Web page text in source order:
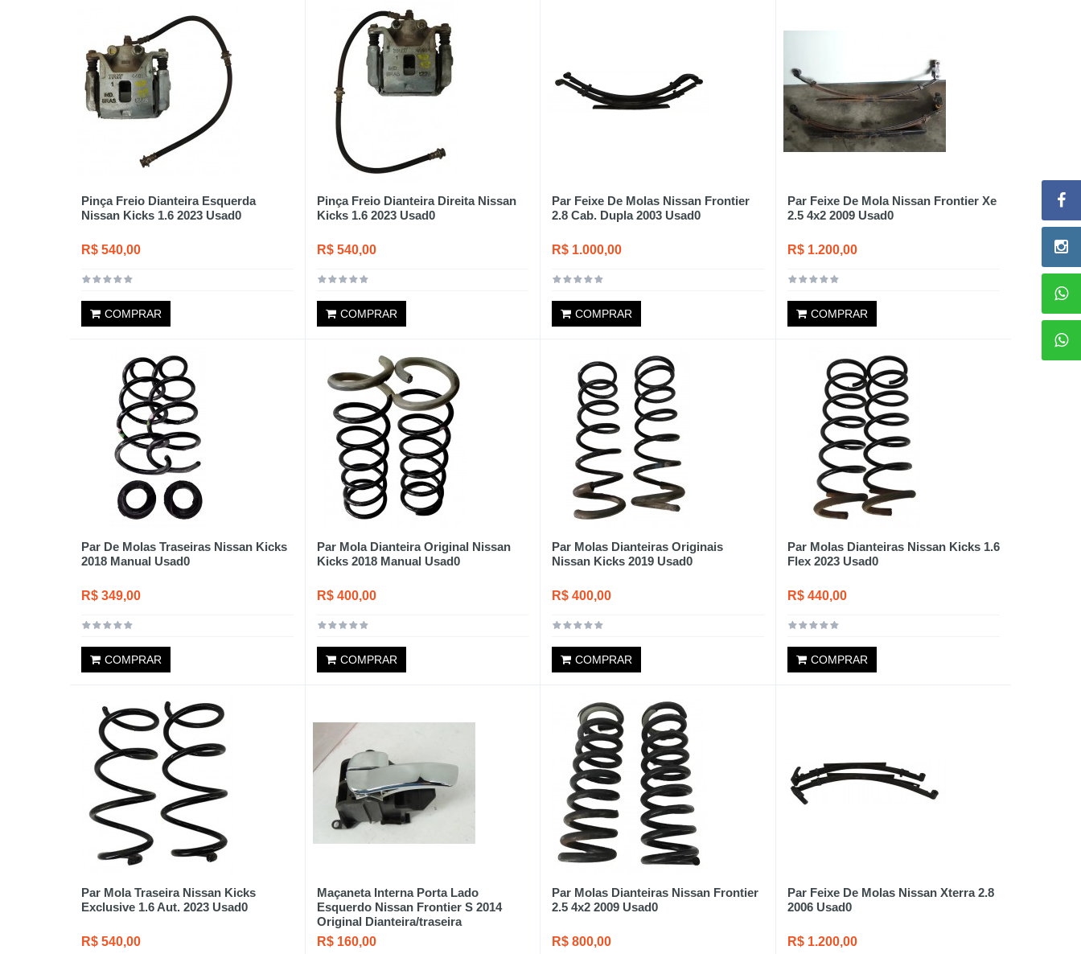
Pinça Freio Dianteira Esquerda
Nissan Kicks 1.6 2023 Usad0
R$ 540,00
COMPRAR
Pinça Freio Dianteira Direita Nissan
Kicks 1.6 2023 Usad0
R$ 540,00
COMPRAR
Par Feixe De Molas Nissan Frontier
2.8 Cab. Dupla 2003 Usad0
R$ 1.000,00
COMPRAR
Par Feixe De Mola Nissan Frontier Xe
2.5 4x2 2009 Usad0
R$ 1.200,00
COMPRAR
Par De Molas Traseiras Nissan Kicks
2018 Manual Usad0
R$ 349,00
COMPRAR
Par Mola Dianteira Original Nissan
Kicks 2018 Manual Usad0
R$ 400,00
COMPRAR
Par Molas Dianteiras Originais
Nissan Kicks 2019 Usad0
R$ 400,00
COMPRAR
Par Molas Dianteiras Nissan Kicks 1.6
Flex 2023 Usad0
R$ 440,00
COMPRAR
Par Mola Traseira Nissan Kicks
Exclusive 1.6 Aut. 2023 Usad0
R$ 540,00
Maçaneta Interna Porta Lado
Esquerdo Nissan Frontier S 2014
Original Dianteira/traseira
R$ 160,00
Par Molas Dianteiras Nissan Frontier
2.5 4x2 2009 Usad0
R$ 800,00
Par Feixe De Molas Nissan Xterra 2.8
2006 Usad0
R$ 1.200,00